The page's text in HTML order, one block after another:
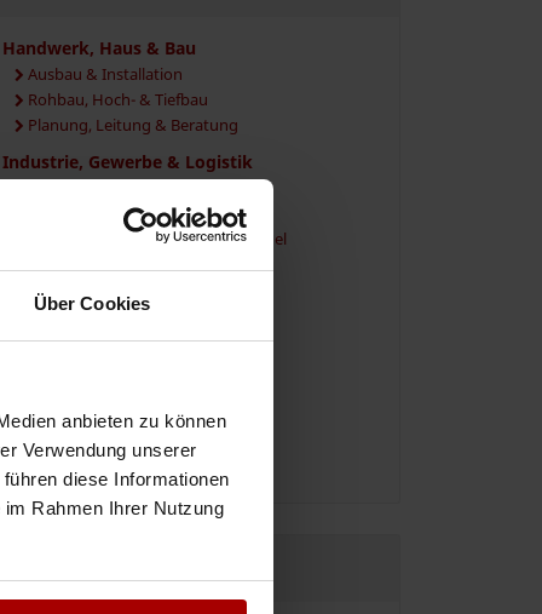
Über Cookies
anbieten zu können
Verwendung unserer
diese Informationen
Rahmen Ihrer Nutzung
Handwerk, Haus & Bau
Ausbau & Installation
Rohbau, Hoch- & Tiefbau
Planung, Leitung & Beratung
Industrie, Gewerbe & Logistik
Industrielles Fachpersonal
Herstellung, Verarbeitung & Handel
Dienstleistungen & Services
Sicherheit, Events & Gastronomie
Vermittlung, Personal & Beratung